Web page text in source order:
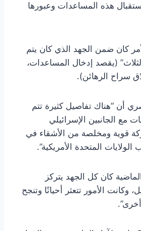
هذه المساعدات وعبورها
كان ضمن الجهد الذي كان يتم
(يقصد إدخال المساعدات،
سراح الرهائن).
أن “هناك تفاصيل كثيرة تتم
مع الجانبين الإسرائيلي
قوية ومخلصة من الأشقاء في
المتحدة الأمريكية”.
كان كل الجهد يتركز
وكانت الأمور تتعثر أحيانًا وتنجح
أخرى”.